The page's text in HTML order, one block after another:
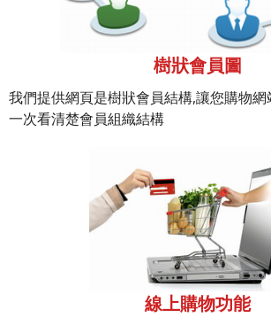
樹狀會員圖
我們提供網頁是樹狀會員結構,讓您購物
一次看清楚會員組織結構
線上購物功能